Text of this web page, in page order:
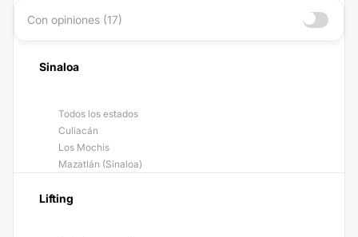
Con opiniones (17)
Sinaloa
Todos los estados
Culiacán
Los Mochis
Mazatlán (Sinaloa)
Lifting